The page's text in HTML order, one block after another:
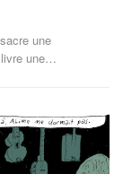
une
une…